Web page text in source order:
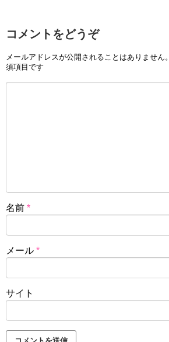
コメントをどうぞ
メールアドレスが公開されることはありません。
須項目です
名前 *
メール *
サイト